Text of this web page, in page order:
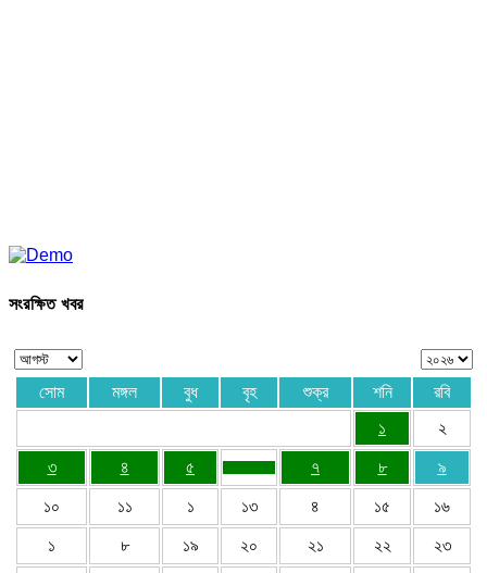
সংরক্ষিত খবর
সোম মঙ্গল বুধ বৃহ শুক্র শনি
রবি
১
২
৩ ৪ ৫ ৭ ৮ ৯
১০ ১১ ১ ১৩ ৪ ১৫ ১৬
১ ৮ ১৯ ২০ ২১ ২২ ২৩